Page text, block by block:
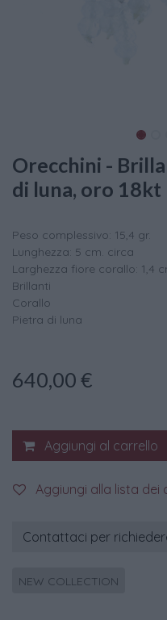
Orecchini -
di luna, oro 18kt
Peso complessivo: 15,4 gr.
Lunghezza: 5 cm. circa
Larghezza fiore corallo: 1,4
Brillanti
Corallo
Pietra di luna
640,00 €
Aggiungi al carrello
Aggiungi alla lista dei
Contattaci per
NEW COLLECTION